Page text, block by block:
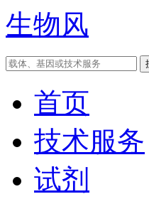
生物风
首页
技术服务
试剂